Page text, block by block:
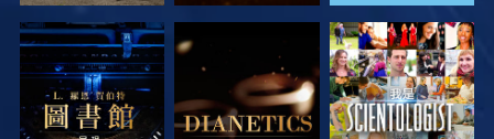
探索系列節目 探索系列節目 觀看